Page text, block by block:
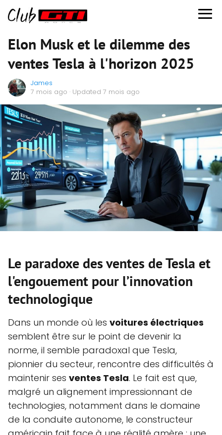
Elon Musk et le dilemme des
ventes Tesla à l'horizon 2025
James
7 mois ago · Updated 7 mois ago
Le paradoxe des ventes de Tesla et
l'engouement pour l’innovation
technologique
Dans un monde où les voitures électriques
semblent être sur le point de devenir la
norme, il semble paradoxal que Tesla,
pionnier du secteur, rencontre des difficultés à
maintenir ses ventes Tesla. Le fait est que,
malgré un alignement impressionnant de
technologies, notamment dans le domaine
de la conduite autonome, le constructeur